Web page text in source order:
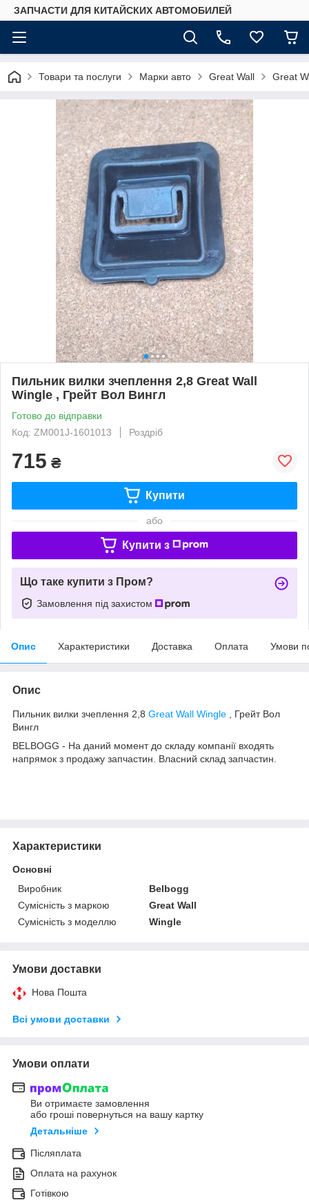
ЗАПЧАСТИ ДЛЯ КИТАЙСКИХ АВТОМОБИЛЕЙ
Товари та послуги Марки авто Great Wall Great
Пильник вилки зчеплення 2,8 Great Wall
Wingle , Грейт Вол Вингл
Готово до відправки
Код: ZM001J-1601013
Роздріб
715 ₴
Купити
або
Купити з
Що таке купити з Пром?
Замовлення під захистом
Опис Характеристики Доставка Оплата Умови
Опис
Пильник вилки зчеплення 2,8 Great Wall Wingle , Грейт Вол
Вингл
BELBOGG - На даний момент до складу компанії входять
напрямок з продажу запчастин. Власний склад запчастин.
Характеристики
Основні
Виробник
Belbogg
Сумісність з маркою
Great Wall
Сумісність з моделлю
Wingle
Умови доставки
Нова Пошта
Всі умови доставки
Умови оплати
Ви отримаєте замовлення
або гроші повернуться на вашу картку
Детальніше
Післяплата
Оплата на рахунок
Готівкою